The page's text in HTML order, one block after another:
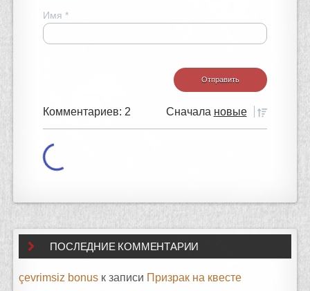
Имя *
Комментариев: 2 Сначала новые
ПОСЛЕДНИЕ КОММЕНТАРИИ
çevrimsiz bonus к записи Призрак на квесте